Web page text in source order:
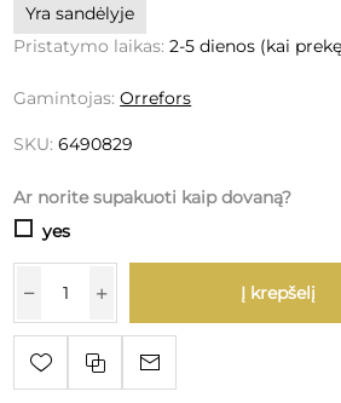
Yra sandėlyje
Pristatymo laikas: 2-5 dienos (kai
Gamintojas: Orrefors
SKU: 6490829
Ar norite supakuoti kaip dovaną?
yes
Į krepšelį